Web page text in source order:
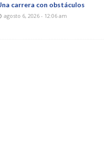
carrera con obstáculos
agosto 6, 2026 - 12:06 am